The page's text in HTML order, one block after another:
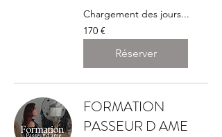
Chargement des jours...
170
euros
170 €
Réserver
FORMATION
PASSEUR D AME